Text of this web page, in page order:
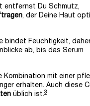
entfernst Du Schmutz,
, der Deine Haut
bindet Feuchtigkeit,
ab, bis das Serum
mit einer
erhalten. Auch diese
üblich ist.3